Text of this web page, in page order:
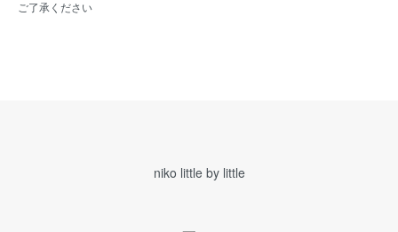
ご了承ください
niko little by little